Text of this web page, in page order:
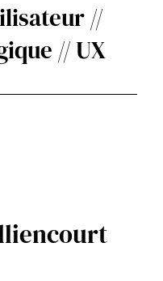
//
// UX